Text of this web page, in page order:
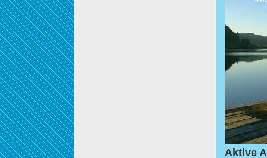
Aktive